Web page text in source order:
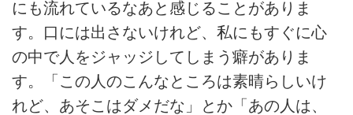
にも流れているなあと感じることがありま
す。口には出さないけれど、私にもすぐに心
の中で人をジャッジしてしまう癖がありま
す。「この人のこんなところは素晴らしいけ
れど、あそこはダメだな」とか「あの人は、